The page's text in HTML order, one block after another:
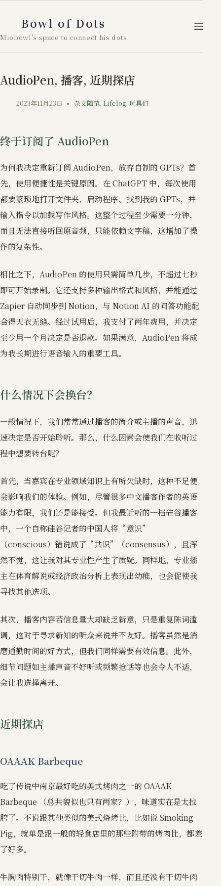
容
Bowl of Dots
Miobowl's space to connect his dots
AudioPen, 播客, 近期探店
2023年11月23日 杂文随笔, Lifelog, 玩具们
终于订阅了 AudioPen
为何我决定重新订阅 AudioPen，放弃自制的 GPTs？首
先，使用便捷性是关键原因。在 ChatGPT 中，每次使用
都要繁琐地打开文件夹、启动程序、找到我的 GPTs，并
输入指令以加载写作风格。这整个过程至少需要一分钟，
而且无法直接听回原音频，只能依赖文字稿，这增加了操
作的复杂性。
相比之下，AudioPen 的使用只需简单几步，不超过七秒
即可开始录制。它还支持多种输出格式和风格，并能通过
Zapier 自动同步到 Notion，与 Notion AI 的问答功能配
合得天衣无缝。经过试用后，我支付了两年费用，并决定
至少用一个月决定是否退款。如果满意，AudioPen 将成
为我长期进行语音输入的重要工具。
什么情况下会换台？
一般情况下，我们常常通过播客的简介或主播的声音，迅
速决定是否开始聆听。那么，什么因素会使我们在收听过
程中想要转台呢？
首先，当嘉宾在专业领域知识上有所欠缺时，这种不足便
会影响我们的体验。例如，尽管很多中文播客作者的英语
能力有限，我们还是能接受。但我最近听的一档硅谷播客
中，一个自称硅谷记者的中国人将“意识”
（conscious）错说成了“共识”（consensus），且浑
然不觉，这让我对其专业性产生了质疑。同样地，专业播
主在体育解说或经济政治分析上表现出幼稚，也会促使我
寻找其他选项。
其次，播客内容若信息量大却缺乏新意，只是重复陈词滥
调，这对于寻求新知的听众来说并不友好。播客虽然是消
磨通勤时间的好方式，但我们同样需要有效信息。此外，
细节问题如主播声音不好听或频繁抢话等也会令人不适，
会让我选择离开。
近期探店
OAAAK Barbeque
吃了传说中南京最好吃的美式烤肉之一的 OAAAK
Barbeque （总共貌似也只有两家？），味道实在是太拉
胯了。不说跟其他类似的美式烧烤比，比如说 Smoking
Pig，就单是跟一般的轻食店里的那些附带的烤肉比，都差
了好多。
牛胸肉特别干，就像干切牛肉一样，而且还没有干切牛肉